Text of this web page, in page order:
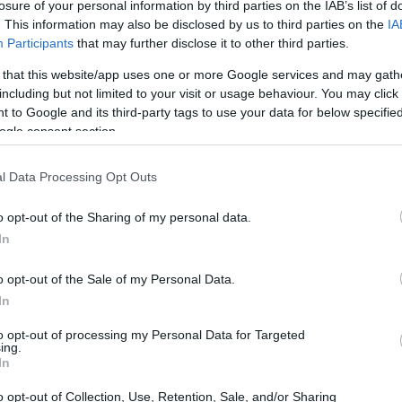
of your personal information by third parties on the IAB’s list of
This information may also be disclosed by us to third parties on the
Participants that may further disclose it to other third parties.
this website/app uses one or more Google services and may
but not limited to your visit or usage behaviour. You may
to Google and its third-party tags to use your data for below
consent section.
Data Processing Opt Outs
opt-out of the Sharing of my personal data.
opt-out of the Sale of my Personal Data.
opt-out of processing my Personal Data for Targeted
opt-out of Collection, Use, Retention, Sale, and/or Sharing
configuraciones en estas áreas: el programa